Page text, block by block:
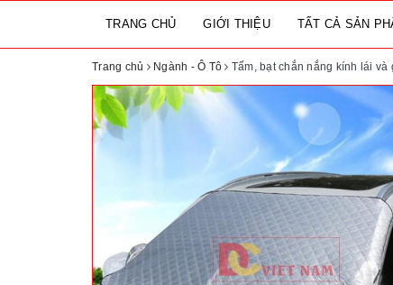
TRANG CHỦ GIỚI THIỆU TẤT CẢ SẢN
Trang chủ Ngành - Ô Tô Tấm, bạt chắn nắng kính lái